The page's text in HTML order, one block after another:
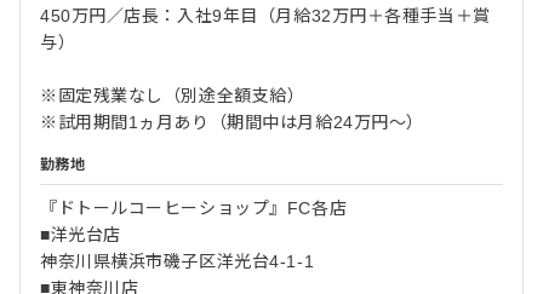
450万円／店長：入社9年目（月給32万円＋各種手当＋賞
与）
※固定残業なし（別途全額支給）
※試用期間1ヵ月あり（期間中は月給24万円〜）
勤務地
『ドトールコーヒーショップ』FC各店
■洋光台店
神奈川県横浜市磯子区洋光台4-1-1
■東神奈川店